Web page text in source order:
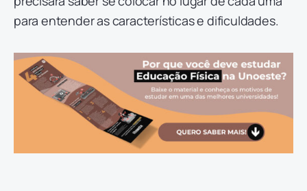
para entender as características e dificuldades.